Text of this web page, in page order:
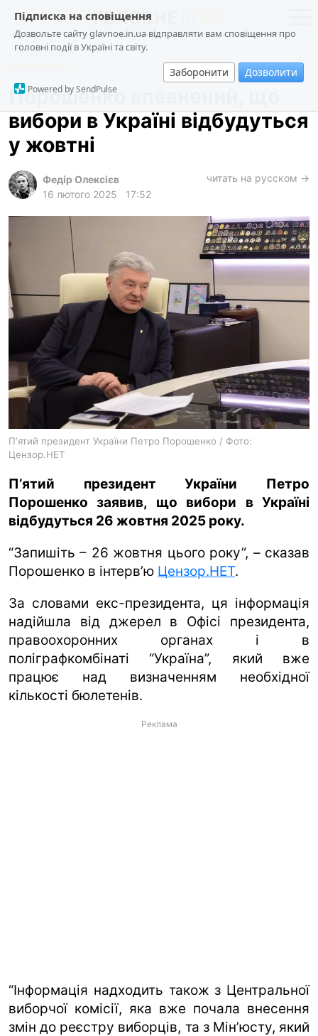
Підписка на сповіщення
Дозвольте сайту glavnoe.in.ua відправляти вам сповіщення про
головні події в Україні та світу.
Заборонити Дозволити
Powered by SendPulse
новини
про проєкт
суспільство
події
лонгріди
харків
архів
gambling
en
Політика
Порошенко впевнений, що
вибори в Україні відбудуться
у жовтні
Федір Олексієв
16 лютого 2025
17:52
читать на русском →
Пʼятий президент України Петро Порошенко / Фото:
Цензор.НЕТ
Пʼятий президент України Петро
Порошенко заявив, що вибори в Україні
відбудуться 26 жовтня 2025 року.
“Запишіть – 26 жовтня цього року”, – сказав
Порошенко в інтерв’ю Цензор.НЕТ.
За словами екс-президента, ця інформація
надійшла від джерел в Офісі президента,
правоохоронних органах і в
поліграфкомбінаті “Україна”, який вже
працює над визначенням необхідної
кількості бюлетенів.
Реклама
“Інформація надходить також з Центральної
виборчої комісії, яка вже почала внесення
змін до реєстру виборців, та з Мін’юсту, який